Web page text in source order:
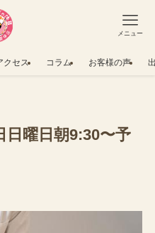
メニュー
クセス コラム お客様の声
日曜日朝9:30〜予